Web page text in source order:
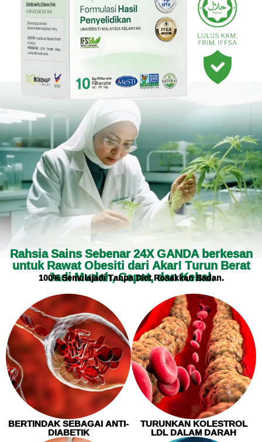
Rahsia Sains Sebenar 24X GANDA berkesan
untuk Rawat Obesiti dari Akar! Turun Berat
Jadi Mudah, Cepat, dan Kekal.
100% Semulajadi Tanpa Diet Rosakkan Badan.
BERTINDAK SEBAGAI ANTI-
DIABETIK
TURUNKAN KOLESTROL
LDL DALAM DARAH